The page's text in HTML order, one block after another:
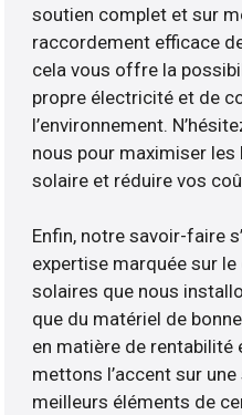
soutien complet et sur
raccordement efficace
cela vous offre la
propre électricité et de
l’environnement.
nous pour maximiser les
solaire et réduire vos
Enfin, notre savoir-faire
expertise marquée sur
solaires que nous
que du matériel de
en matière de rentabilité
mettons l’accent sur
meilleurs éléments de